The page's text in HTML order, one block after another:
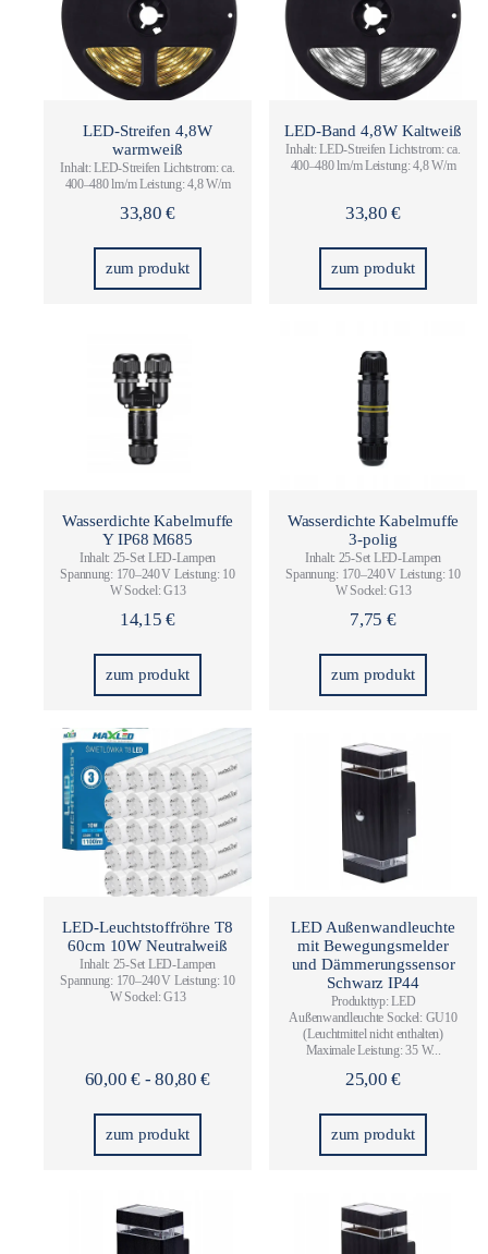
LED-Streifen 4,8W
warmweiß
Inhalt: LED-Streifen Lichtstrom: ca.
400–480 lm/m Leistung: 4,8 W/m
33,80€
zum produkt
LED-Band 4,8W Kaltweiß
Inhalt: LED-Streifen Lichtstrom: ca.
400–480 lm/m Leistung: 4,8 W/m
33,80€
zum produkt
Wasserdichte Kabelmuffe
Y IP68 M685
Inhalt: 25-Set LED-Lampen
Spannung: 170–240 V Leistung: 10
W Sockel: G13
14,15€
zum produkt
Wasserdichte Kabelmuffe
3-polig
Inhalt: 25-Set LED-Lampen
Spannung: 170–240 V Leistung: 10
W Sockel: G13
7,75 €
zum produkt
LED-Leuchtstoffröhre T8
60cm 10W Neutralweiß
Inhalt: 25-Set LED-Lampen
Spannung: 170–240 V Leistung: 10
W Sockel: G13
60,00€-80,80€
zum produkt
LED Außenwandleuchte
mit Bewegungsmelder
und Dämmerungssensor
Schwarz IP44
Produkttyp: LED
Außenwandleuchte Sockel: GU10
(Leuchtmittel nicht enthalten)
Maximale Leistung: 35 W...
25,00€
zum produkt